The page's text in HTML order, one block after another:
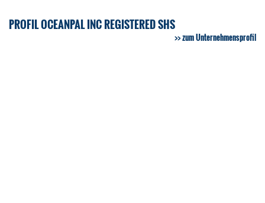
PROFIL OCEANPAL INC REGISTERED SHS
zum Unternehmensprofil